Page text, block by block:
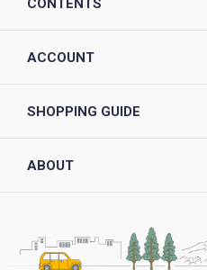
CONTENTS
ACCOUNT
SHOPPING GUIDE
ABOUT